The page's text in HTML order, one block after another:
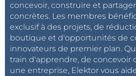
concevoir, construire et
concrètes. Les membres
exclusif à des projets, de
boutique et d'opportunités de
innovateurs de premier plan.
train d'apprendre, de concevoir
une entreprise, Elektor vous